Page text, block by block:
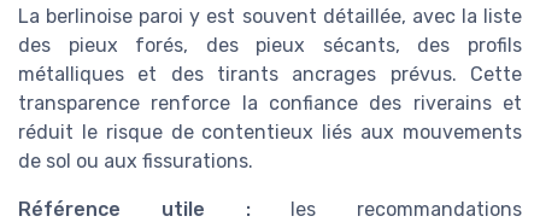
La berlinoise paroi y est souvent détaillée, avec la liste
des pieux forés, des pieux sécants, des profils
métalliques et des tirants ancrages prévus. Cette
transparence renforce la confiance des riverains et
réduit le risque de contentieux liés aux mouvements
de sol ou aux fissurations.
Référence utile :les recommandations